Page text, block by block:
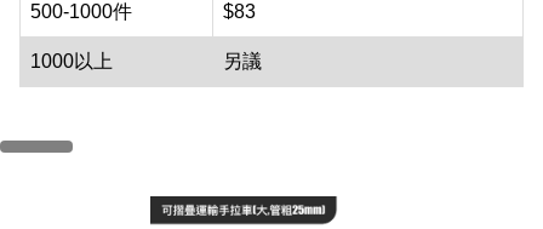
500-1000件 $83
1000以上 另議